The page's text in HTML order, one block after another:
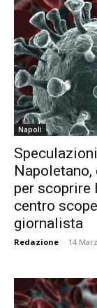
Napoli
Napoletano,
per scoprire
centro
giornalista
Redazione - 14